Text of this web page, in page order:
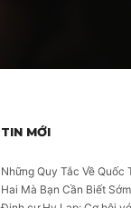
TIN MỚI
Những Quy Tắc Về Quốc
Hai Mà Bạn Cần Biết Sớm